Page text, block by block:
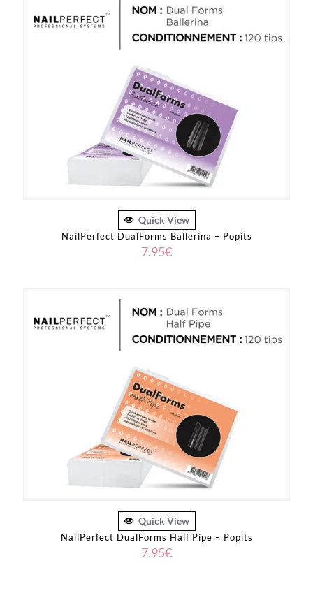
Quick View
NailPerfect DualForms Ballerina – Popits
7.95€
Quick View
NailPerfect DualForms Half Pipe – Popits
7.95€